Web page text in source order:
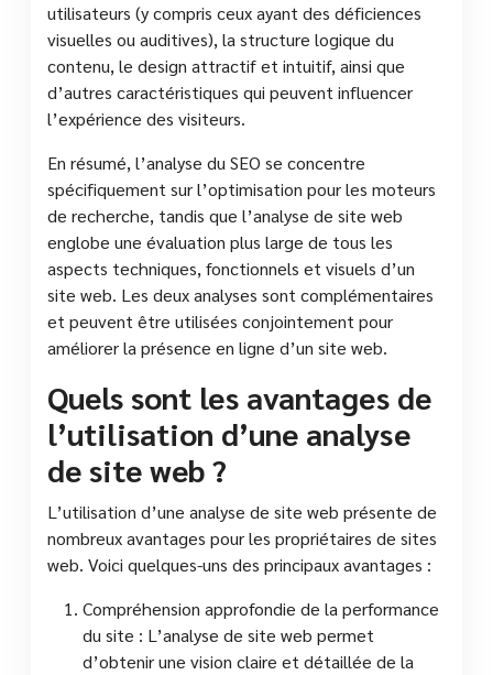
utilisateurs (y compris ceux ayant des déficiences
visuelles ou auditives), la structure logique du
contenu, le design attractif et intuitif, ainsi que
d’autres caractéristiques qui peuvent influencer
l’expérience des visiteurs.
En résumé, l’analyse du SEO se concentre
spécifiquement sur l’optimisation pour les moteurs
de recherche, tandis que l’analyse de site web
englobe une évaluation plus large de tous les
aspects techniques, fonctionnels et visuels d’un
site web. Les deux analyses sont complémentaires
et peuvent être utilisées conjointement pour
améliorer la présence en ligne d’un site web.
Quels sont les avantages de
l’utilisation d’une analyse
de site web ?
L’utilisation d’une analyse de site web présente de
nombreux avantages pour les propriétaires de sites
web. Voici quelques-uns des principaux avantages :
Compréhension approfondie de la performance
du site : L’analyse de site web permet
d’obtenir une vision claire et détaillée de la